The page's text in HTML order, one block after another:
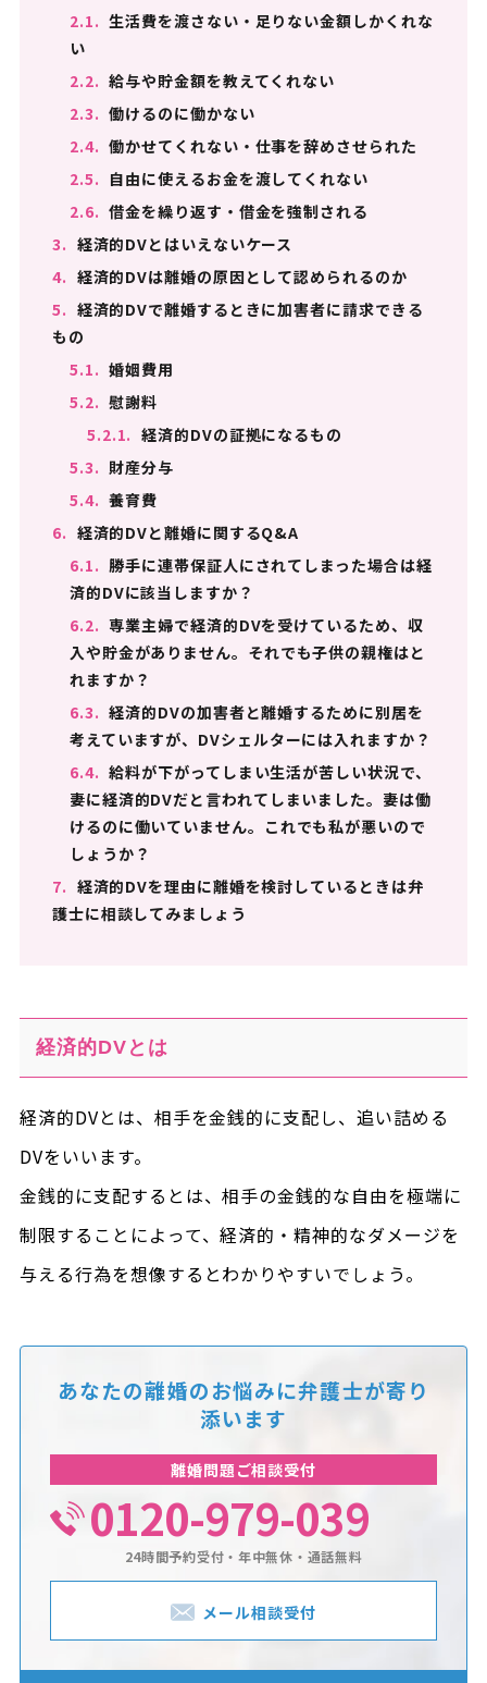
2.1. 生活費を渡さない・足りない金額しかくれな
い
2.2. 給与や貯金額を教えてくれない
2.3. 働けるのに働かない
2.4. 働かせてくれない・仕事を辞めさせられた
2.5. 自由に使えるお金を渡してくれない
2.6. 借金を繰り返す・借金を強制される
3. 経済的DVとはいえないケース
4. 経済的DVは離婚の原因として認められるのか
5. 経済的DVで離婚するときに加害者に請求できる
もの
5.1. 婚姻費用
5.2. 慰謝料
5.2.1. 経済的DVの証拠になるもの
5.3. 財産分与
5.4. 養育費
6. 経済的DVと離婚に関するQ&A
6.1. 勝手に連帯保証人にされてしまった場合は経
済的DVに該当しますか？
6.2. 専業主婦で経済的DVを受けているため、収
入や貯金がありません。それでも子供の親権はと
れますか？
6.3. 経済的DVの加害者と離婚するために別居を
考えていますが、DVシェルターには入れますか？
6.4. 給料が下がってしまい生活が苦しい状況で、
妻に経済的DVだと言われてしまいました。妻は働
けるのに働いていません。これでも私が悪いので
しょうか？
7. 経済的DVを理由に離婚を検討しているときは弁
護士に相談してみましょう
経済的DVとは
経済的DVとは、相手を金銭的に支配し、追い詰める
DVをいいます。
金銭的に支配するとは、相手の金銭的な自由を極端に
制限することによって、経済的・精神的なダメージを
与える行為を想像するとわかりやすいでしょう。
あなたの離婚のお悩みに弁護士が寄り
添います
離婚問題ご相談受付
0120-979-039
24時間予約受付・年中無休・通話無料
メール相談受付